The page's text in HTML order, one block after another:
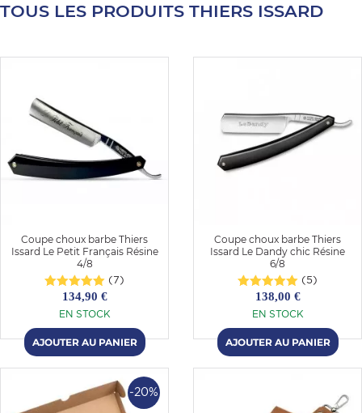
FRAICHE
TOUS LES PRODUITS THIERS ISSARD
Coupe choux barbe Thiers
Issard Le Petit Français Résine
4/8
(7)
134,90 €
EN STOCK
Coupe choux barbe Thiers
Issard Le Dandy chic Résine
6/8
(5)
138,00 €
EN STOCK
-20%